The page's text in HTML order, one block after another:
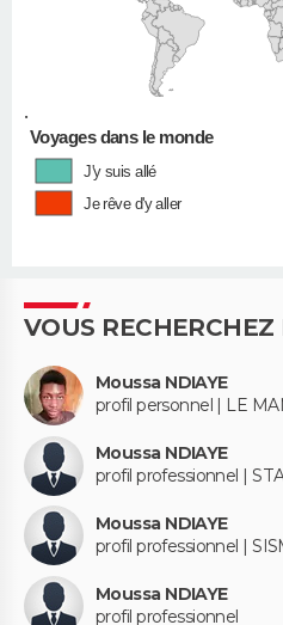
•
Voyages dans le monde
J'y suis allé
Je rêve d'y aller
VOUS RECHERCHEZ
Moussa NDIAYE
profil personnel | LE
Moussa NDIAYE
profil professionnel |
Moussa NDIAYE
profil professionnel |
Moussa NDIAYE
profil professionnel